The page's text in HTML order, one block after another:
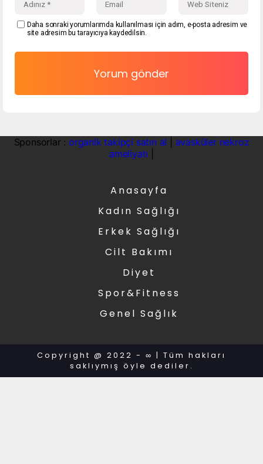
Daha sonraki yorumlarımda kullanılması için adım, e-posta adresim ve
site adresim bu tarayıcıya kaydedilsin.
Sponsorlar : organik takipçi satın al
avasküler nekroz
ameliyatı
Anasayfa
Kadın Sağlığı
Erkek Sağlığı
Cilt Bakımı
Diyet
Spor&Fitness
Genel Sağlık
Copyright @ 2022 - ∞ | Tüm hakları
saklıymış öyle dediler.